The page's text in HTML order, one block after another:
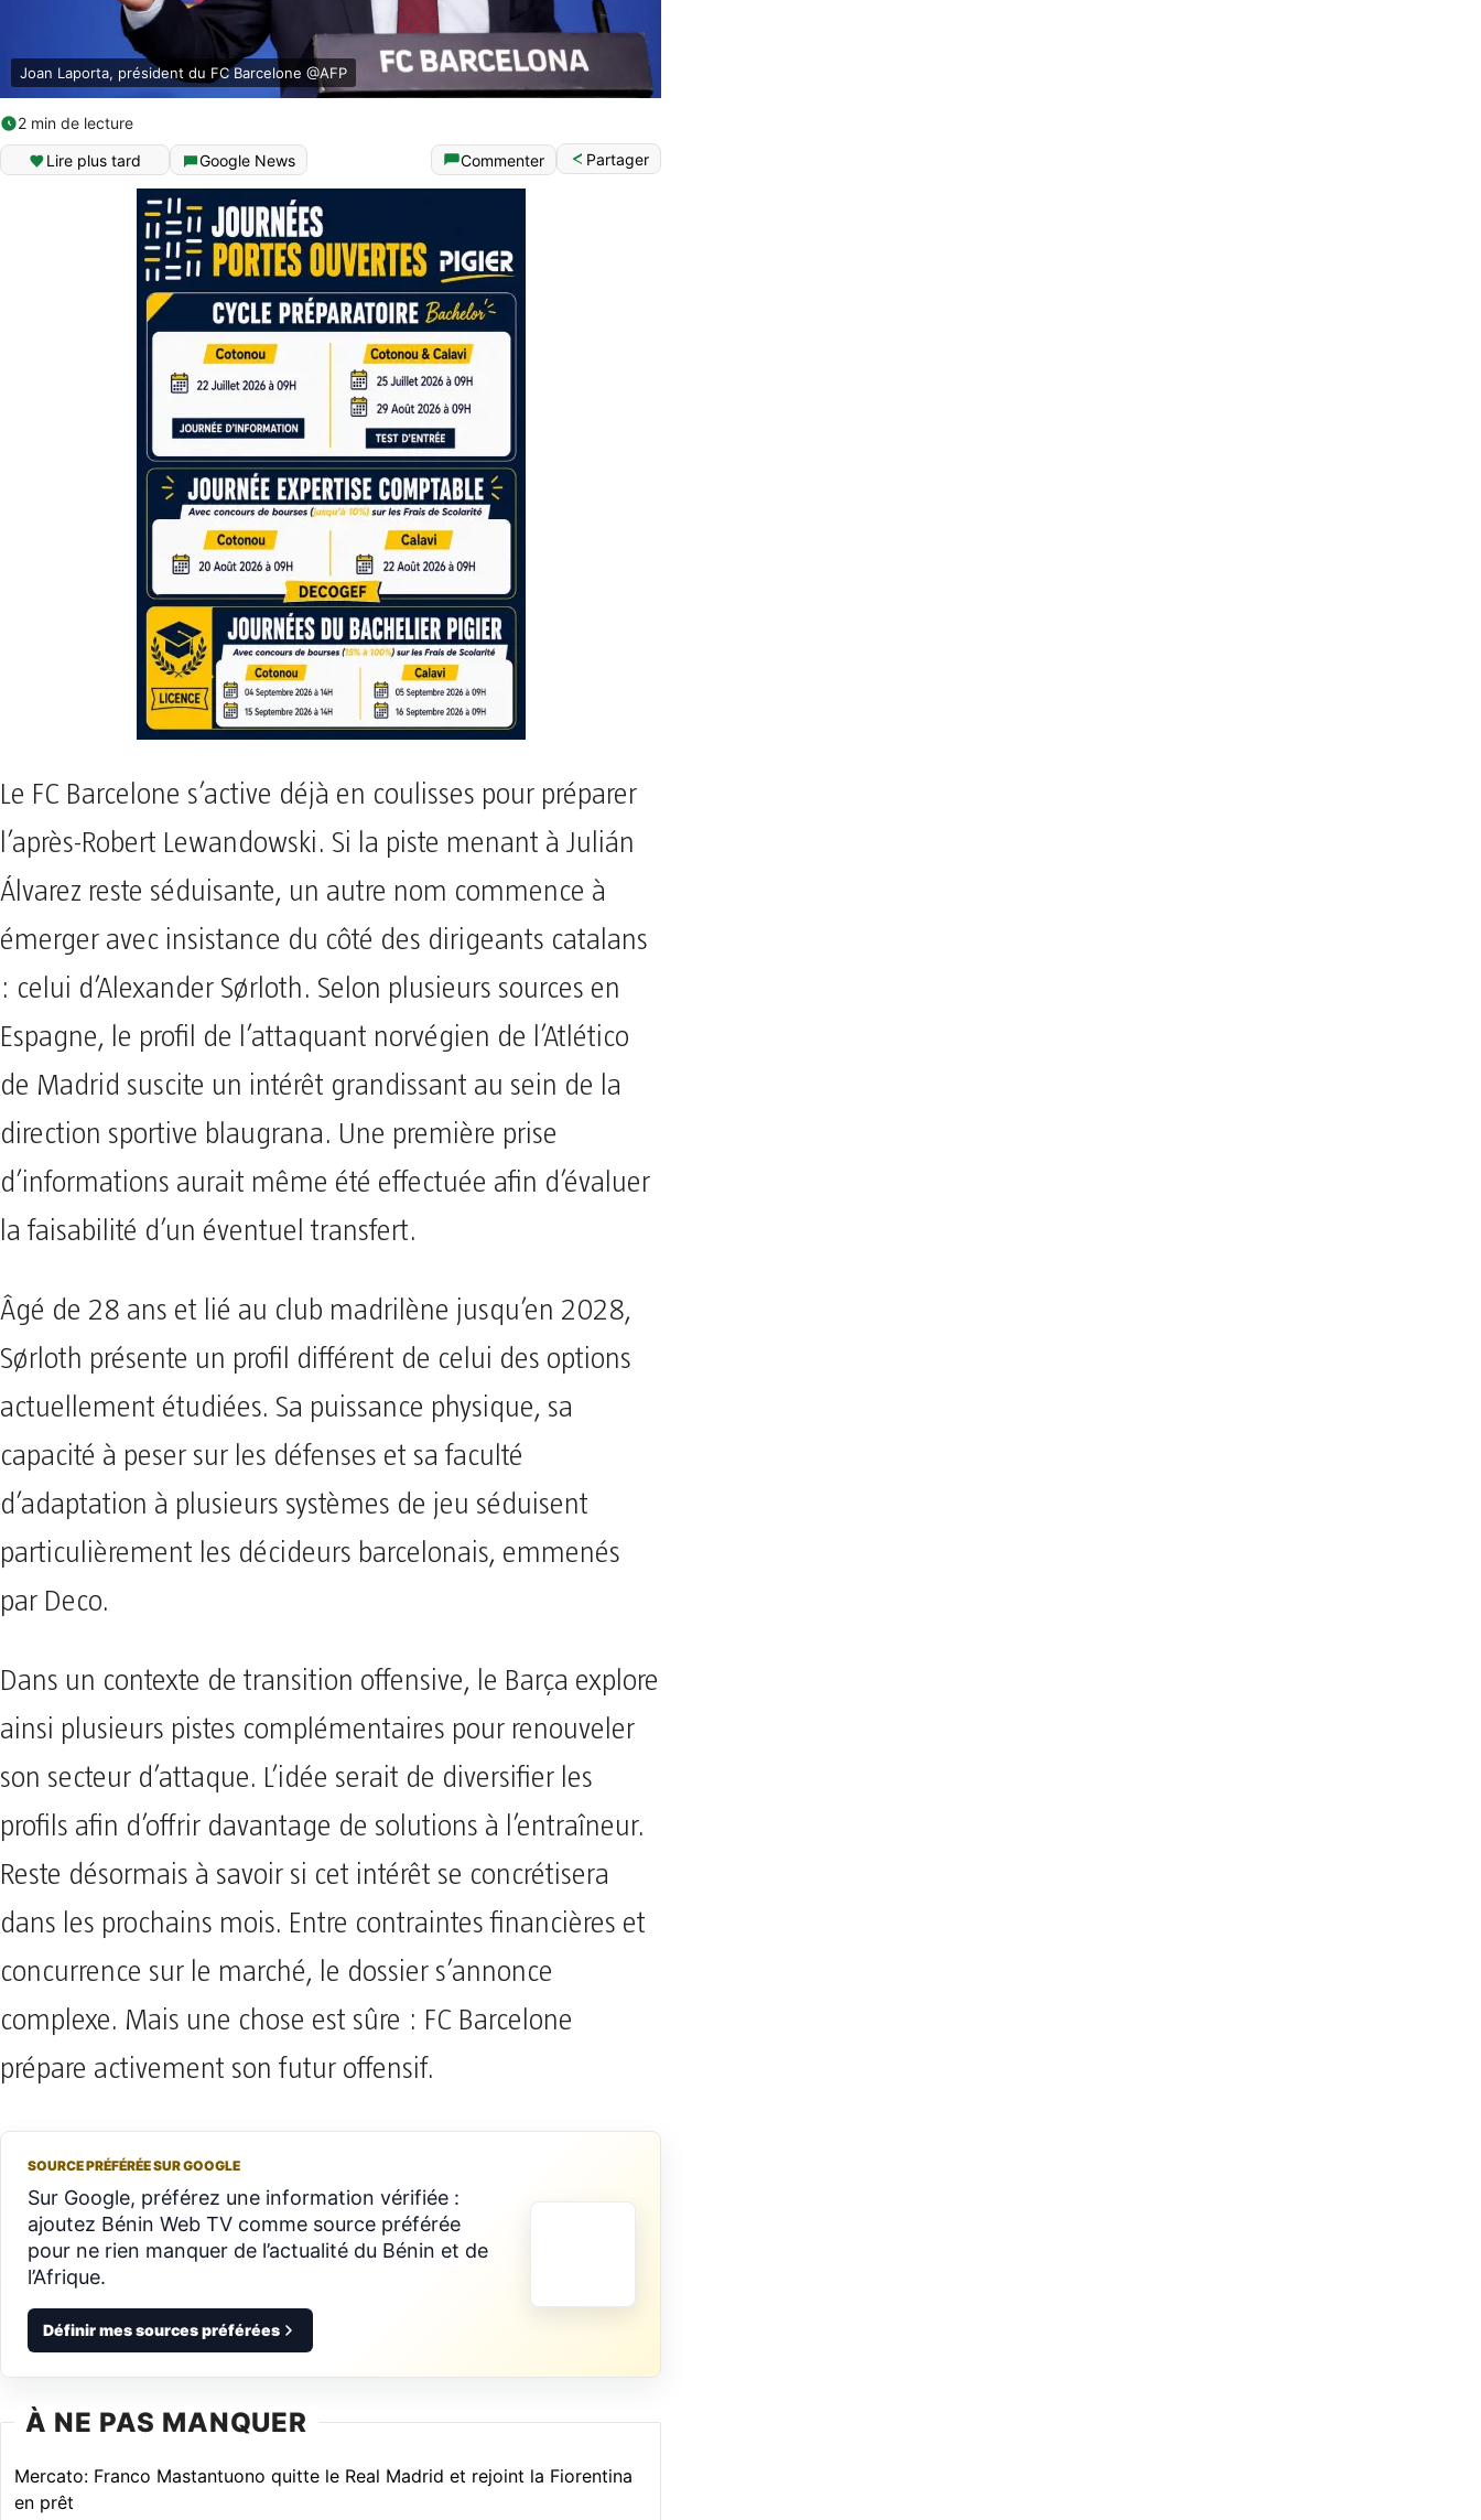
Joan Laporta, président du FC Barcelone @AFP
2 min de lecture
Lire plus tard
Google News Commenter Partager
Le FC Barcelone s’active déjà en coulisses pour préparer
l’après-Robert Lewandowski. Si la piste menant à Julián
Álvarez reste séduisante, un autre nom commence à
émerger avec insistance du côté des dirigeants catalans
: celui d’Alexander Sørloth. Selon plusieurs sources en
Espagne, le profil de l’attaquant norvégien de l’Atlético
de Madrid suscite un intérêt grandissant au sein de la
direction sportive blaugrana. Une première prise
d’informations aurait même été effectuée afin d’évaluer
la faisabilité d’un éventuel transfert.
Âgé de 28 ans et lié au club madrilène jusqu’en 2028,
Sørloth présente un profil différent de celui des options
actuellement étudiées. Sa puissance physique, sa
capacité à peser sur les défenses et sa faculté
d’adaptation à plusieurs systèmes de jeu séduisent
particulièrement les décideurs barcelonais, emmenés
par Deco.
Dans un contexte de transition offensive, le Barça explore
ainsi plusieurs pistes complémentaires pour renouveler
son secteur d’attaque. L’idée serait de diversifier les
profils afin d’offrir davantage de solutions à l’entraîneur.
Reste désormais à savoir si cet intérêt se concrétisera
dans les prochains mois. Entre contraintes financières et
concurrence sur le marché, le dossier s’annonce
complexe. Mais une chose est sûre : FC Barcelone
prépare activement son futur offensif.
SOURCE PRÉFÉRÉE SUR GOOGLE
Sur Google, préférez une information vérifiée :
ajoutez Bénin Web TV comme source préférée
pour ne rien manquer de l’actualité du Bénin et de
l’Afrique.
Définir mes sources préférées
À NE PAS MANQUER
Mercato: Franco Mastantuono quitte le Real Madrid et rejoint la Fiorentina
en prêt